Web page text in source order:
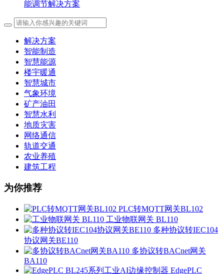
能调节解决方案
解决方案
智能制造
智慧能源
楼宇暖通
智慧城市
气象环境
矿产油田
智慧水利
地质灾害
网络通信
轨道交通
农业养殖
建筑工程
为你推荐
PLC转MQTT网关BL102
工业物联网关 BL110
多种协议转IEC104
协议网关BE110
多协议转BACnet网关
BA110
EdgePLC